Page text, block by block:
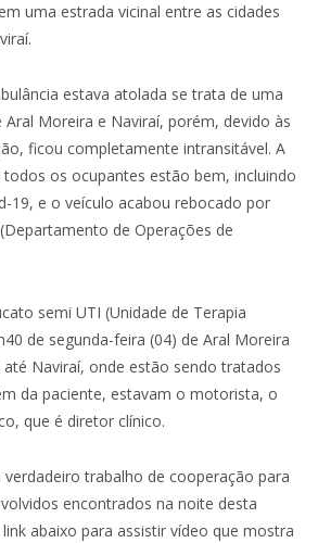
uma estrada vicinal entre as cidades
estava atolada se trata de uma
Moreira e Naviraí, porém, devido às
ficou completamente intransitável. A
os ocupantes estão bem, incluindo
19, e o veículo acabou rebocado por
de Operações de
semi UTI (Unidade de Terapia
de segunda-feira (04) de Aral Moreira
Naviraí, onde estão sendo tratados
da paciente, estavam o motorista, o
que é diretor clínico.
trabalho de cooperação para
encontrados na noite desta
abaixo para assistir vídeo que mostra